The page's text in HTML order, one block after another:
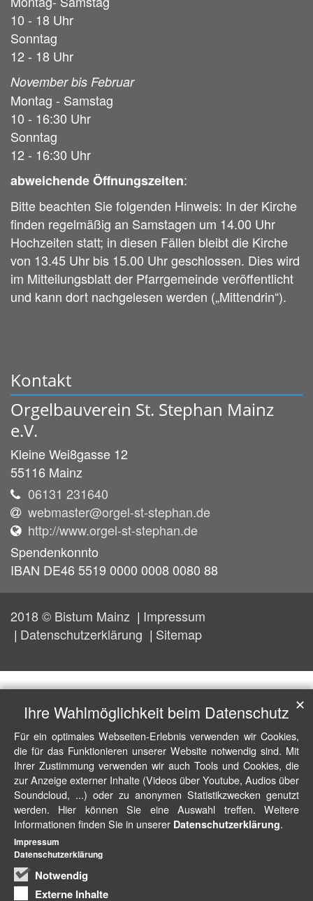
10 - 18 Uhr
Sonntag
12 - 18 Uhr
November bis Februar
Montag - Samstag
10 - 16:30 Uhr
Sonntag
12 - 16:30 Uhr
abweichende Öffnungszeiten:
Bitte beachten Sie folgenden Hinweis: In der Kirche
finden regelmäßig an Samstagen um 14.00 Uhr
Hochzeiten statt; in diesen Fällen bleibt die Kirche
von 13.45 Uhr bis 15.00 Uhr geschlossen. Dies wird
im Mitteilungsblatt der Pfarrgemeinde veröffentlicht
und kann dort nachgelesen werden („Mittendrin“).
Kontakt
Orgelbauverein St. Stephan Mainz
e.V.
Kleine Wei8gasse 12
55116 Mainz
06131 231640
webmaster@orgel-st-stephan.de
http://www.orgel-st-stephan.de
Spendenkonnto
IBAN DE46 5519 0000 0008 0080 88
2018 © Bistum Mainz
Impressum
Datenschutzerklärung
Sitemap
Ihre Wahlmöglichkeit beim Datenschutz
Für ein optimales Webseiten-Erlebnis verwenden wir Cookies,
die für das Funktionieren unserer Website notwendig sind. Mit
Ihrer Zustimmung verwenden wir auch Tools und Cookies, die
zur Anzeige externer Inhalte (Videos über Youtube, Audios über
Soundcloud, ...) oder zu anonymen Statistikzwecken genutzt
werden. Hier können Sie eine Auswahl treffen. Weitere
Informationen finden Sie in unserer Datenschutzerklärung.
Notwendig
Externe Inhalte
✕
Impressum
Datenschutzerklärung